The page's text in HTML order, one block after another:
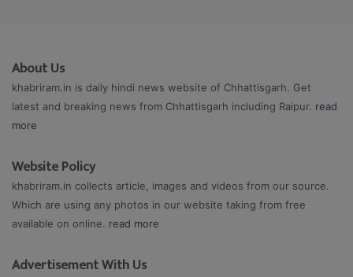
About Us
khabriram.in is daily hindi news website of Chhattisgarh. Get
latest and breaking news from Chhattisgarh including Raipur. read
more
Website Policy
khabriram.in collects article, images and videos from our source.
Which are using any photos in our website taking from free
available on online. read more
Advertisement With Us